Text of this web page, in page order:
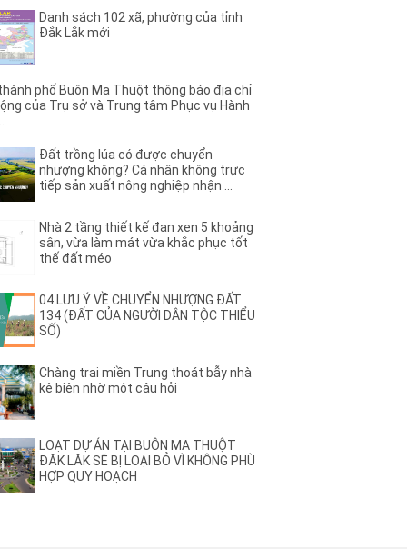
A13 (2)
A6(5)
A8(3)
(44) Ama Pui(2)
(3) Ami Đoan(2)
Vương(8) Ân Phú(2)
B2(13)
B4
(1) Bạch Đằng(1)
Nghĩa (1) Bùi Huy Bích(3)
Xuân(1)
– HĐơk(26) BUÔN ĐÔN(46)
Nao(3)
(4)
(20) Buôn KBu(3)
Đung (1) Buôn Komleo(4)
(18) BUÔN MAP – EA PÔK
Danh sách 102 xã, phường của tỉnh
Đắk Lắk mới
phố Buôn Ma Thuột thông báo địa chỉ
của Trụ sở và Trung tâm Phục vụ Hành
Đất trồng lúa có được chuyển
nhượng không? Cá nhân không trực
tiếp sản xuất nông nghiệp nhận ...
Nhà 2 tầng thiết kế đan xen 5 khoảng
sân, vừa làm mát vừa khắc phục tốt
thế đất méo
04 LƯU Ý VỀ CHUYỂN NHƯỢNG ĐẤT
134 (ĐẤT CỦA NGƯỜI DÂN TỘC THIỂU
SỐ)
Chàng trai miền Trung thoát bẫy nhà
kê biên nhờ một câu hỏi
LOẠT DỰ ÁN TẠI BUÔN MA THUỘT
ĐĂK LĂK SẼ BỊ LOẠI BỎ VÌ KHÔNG PHÙ
HỢP QUY HOẠCH